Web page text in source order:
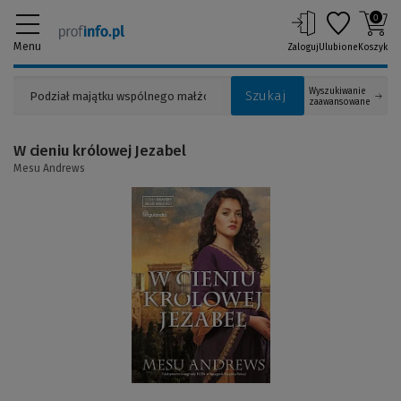
Menu
Szukaj
Wyszukiwanie
zaawansowane
ZalogujUlubione
0
Koszyk
(Link
W cieniu królowej Jezabel
Mesu Andrews